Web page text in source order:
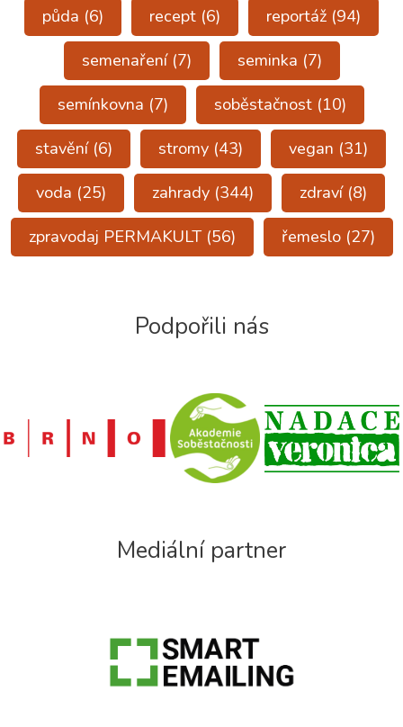
půda (6) recept (6) reportáž (94)
semenaření(7) seminka (7)
semínkovna (7) soběstačnost(10)
stavění(6) stromy (43) vegan (31)
voda (25) zahrady (344) zdraví(8)
zpravodaj PERMAKULT(56) řemeslo(27)
Podpořili nás
Mediální partner